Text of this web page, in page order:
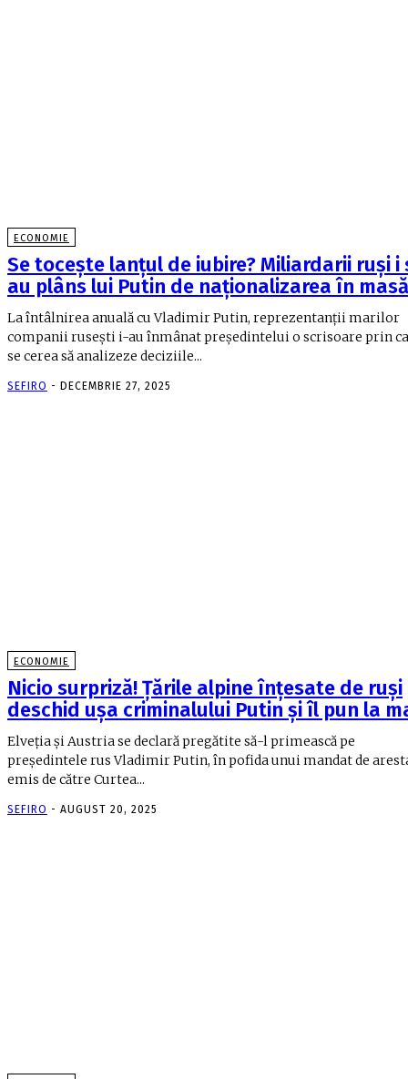
ECONOMIE
Se tocește lanțul de iubire? Miliardarii ruși i
au plâns lui Putin de naționalizarea în masă
La întâlnirea anuală cu Vladimir Putin, reprezentanții marilor
companii rusești i-au înmânat președintelui o scrisoare prin
se cerea să analizeze deciziile...
SEFIRO - DECEMBRIE 27, 2025
ECONOMIE
Nicio surpriză! Țările alpine înțesate de ruși
deschid ușa criminalului Putin și îl pun la
Elveţia şi Austria se declară pregătite să-l primească pe
preşedintele rus Vladimir Putin, în pofida unui mandat de
emis de către Curtea...
SEFIRO - AUGUST 20, 2025